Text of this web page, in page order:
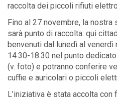
raccolta dei piccoli rifiuti
Fino al 27 novembre, la
sarà punto di raccolta: qui
benvenuti dal lunedì al venerdì
14.30-18.30 nel punto
(v. foto) e potranno conferire
cuffie e auricolari o piccoli
L’iniziativa è stata accolta